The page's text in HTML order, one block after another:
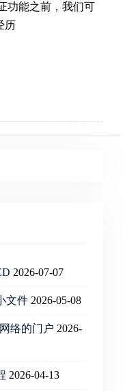
功能之前，我们可
历
2026-07-07
文件 2026-05-08
络的门户 2026-
2026-04-13